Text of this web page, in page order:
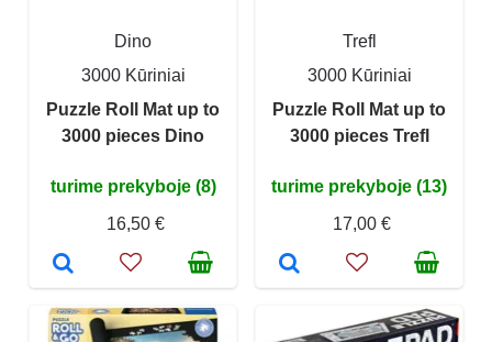
Dino
3000 Kūriniai
Puzzle Roll Mat up to
3000 pieces Dino
turime prekyboje (8)
16,50 €
Trefl
3000 Kūriniai
Puzzle Roll Mat up to
3000 pieces Trefl
turime prekyboje (13)
17,00 €